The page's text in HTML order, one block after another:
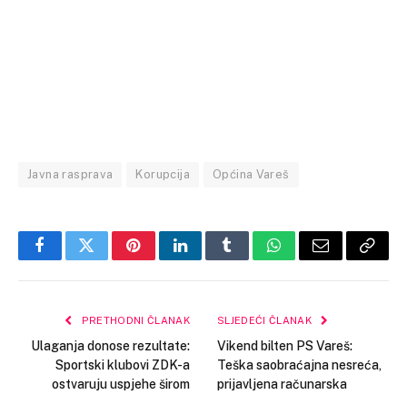
Javna rasprava Korupcija Općina Vareš
FacebookTwitterPinterestLinkedInTumblrWhatsApp
Email Copy
PRETHODNI ČLANAK
Ulaganja donose rezultate:
Sportski klubovi ZDK-a
ostvaruju uspjehe širom
SLJEDEĆI ČLANAK
Vikend bilten PS Vareš:
Teška saobraćajna nesreća,
prijavljena računarska